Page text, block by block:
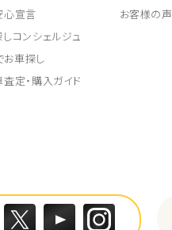
心宣言
コンシェルジュ
お車探し
定・購入ガイド
お客様の声